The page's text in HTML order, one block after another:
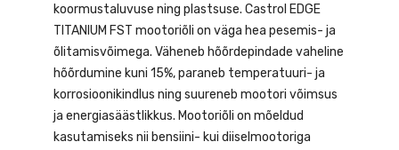
koormustaluvuse ning plastsuse. Castrol EDGE
TITANIUM FST mootoriõli on väga hea pesemis- ja
õlitamisvõimega. Väheneb hõõrdepindade vaheline
hõõrdumine kuni 15%, paraneb temperatuuri- ja
korrosioonikindlus ning suureneb mootori võimsus
ja energiasäästlikkus. Mootoriõli on mõeldud
kasutamiseks nii bensiini- kui diiselmootoriga